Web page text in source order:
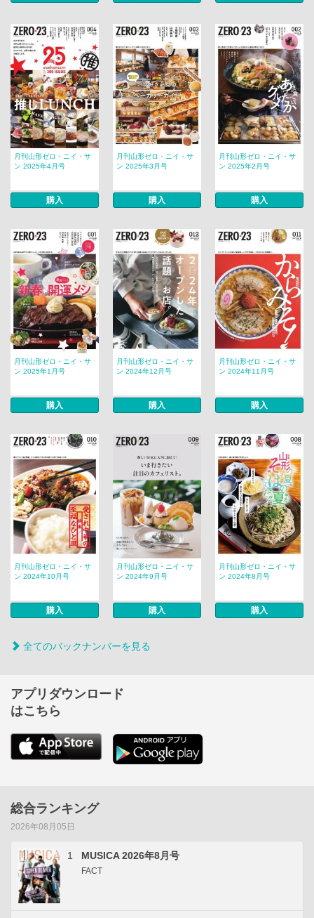
月刊山形ゼロ・ニイ・サ
ン 2025年4月号
購入
月刊山形ゼロ・ニイ・サ
ン 2025年3月号
購入
月刊山形ゼロ・ニイ・サ
ン 2025年2月号
購入
月刊山形ゼロ・ニイ・サ
ン 2025年1月号
購入
月刊山形ゼロ・ニイ・サ
ン 2024年12月号
購入
月刊山形ゼロ・ニイ・サ
ン 2024年11月号
購入
月刊山形ゼロ・ニイ・サ
ン 2024年10月号
購入
月刊山形ゼロ・ニイ・サ
ン 2024年9月号
購入
月刊山形ゼロ・ニイ・サ
ン 2024年8月号
購入
全てのバックナンバーを見る
アプリダウンロード
はこちら
総合ランキング
2026年08月05日
1 MUSICA 2026年8月号
FACT